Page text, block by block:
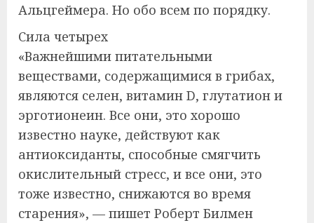
Альцгеймера. Но обо всем по порядку.
Сила четырех
«Важнейшими питательными
веществами, содержащимися в грибах,
являются селен, витамин D, глутатион и
эрготионеин. Все они, это хорошо
известно науке, действуют как
антиоксиданты, способные смягчить
окислительный стресс, и все они, это
тоже известно, снижаются во время
старения», — пишет Роберт Билмен